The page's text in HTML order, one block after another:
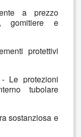
a prezzo
gomitiere e
protettivi
Le protezioni
tubolare
sostanziosa e